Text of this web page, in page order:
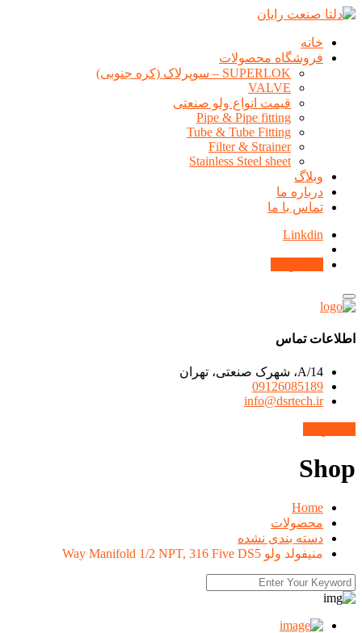
خانه
فروشگاه محصولات
SUPERLOK – سوپرلاک (کره جنوبی)
VALVE
قیمت انواع ولو صنعتی
Pipe & Pipe fitting
Tube & Tube Fitting
Filter & Strainer
Stainless Steel sheet
وبلاگ
درباره ما
تماس با ما
Linkdin
اطلاعات تماس
14/A، شهرک صنعتی، تهران
09126085189
info@dsrtech.ir
Shop
Home
محصولات
دسته بندی نشده
منیفولد ولو Way Manifold 1/2 NPT, 316 Five DS5